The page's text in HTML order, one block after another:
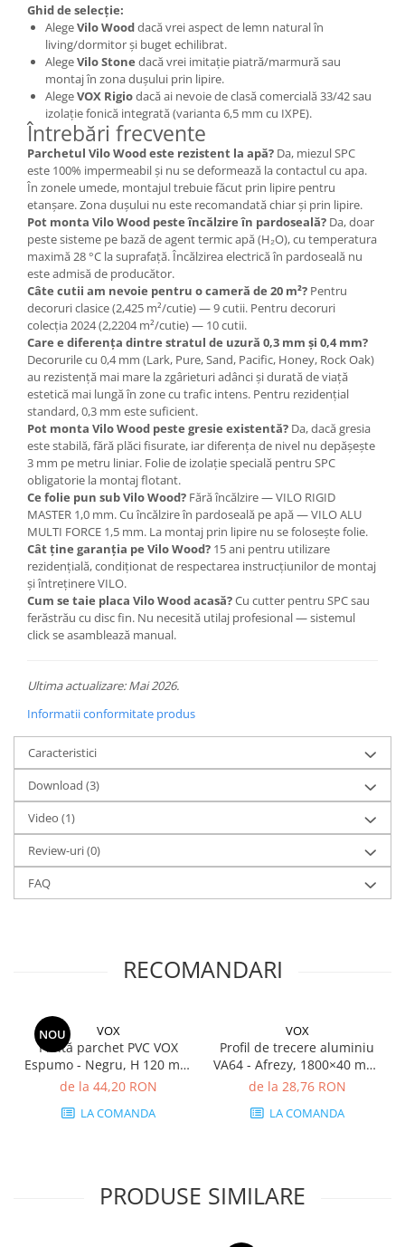
Ghid de selecție:
AlegeVilo Wooddacă vrei aspect de lemn natural în
living/dormitor și buget echilibrat.
AlegeVilo Stone dacă vrei imitație piatră/marmură sau
montaj în zona dușului prin lipire.
AlegeVOX Rigiodacă ai nevoie de clasă comercială 33/42 sau
izolație fonică integrată (varianta 6,5 mm cu IXPE).
Întrebări frecvente
Parchetul Vilo Wood este rezistent la apă? Da, miezul SPC
este 100% impermeabil și nu se deformează la contactul cu apa.
În zonele umede, montajul trebuie făcut prin lipire pentru
etanșare. Zona dușului nu este recomandată chiar și prin lipire.
Pot monta Vilo Wood peste încălzire în pardoseală? Da, doar
peste sisteme pe bază de agent termic apă (H₂O), cu temperatura
maximă 28 °C la suprafață. Încălzirea electrică în pardoseală nu
este admisă de producător.
Câte cutii am nevoie pentru o cameră de 20 m²? Pentru
decoruri clasice (2,425 m²/cutie) — 9 cutii. Pentru decoruri
colecția 2024 (2,2204 m²/cutie) — 10 cutii.
Care e diferența dintre stratul de uzură 0,3 mm și 0,4 mm?
Decorurile cu 0,4 mm (Lark, Pure, Sand, Pacific, Honey, Rock Oak)
au rezistență mai mare la zgârieturi adânci și durată de viață
estetică mai lungă în zone cu trafic intens. Pentru rezidențial
standard, 0,3 mm este suficient.
Pot monta Vilo Wood peste gresie existentă? Da, dacă gresia
este stabilă, fără plăci fisurate, iar diferența de nivel nu depășește
3 mm pe metru liniar. Folie de izolație specială pentru SPC
obligatorie la montaj flotant.
Ce folie pun sub Vilo Wood? Fără încălzire — VILO RIGID
MASTER 1,0 mm. Cu încălzire în pardoseală pe apă — VILO ALU
MULTI FORCE 1,5 mm. La montaj prin lipire nu se folosește folie.
Cât ține garanția pe Vilo Wood? 15 ani pentru utilizare
rezidențială, condiționat de respectarea instrucțiunilor de montaj
și întreținere VILO.
Cum se taie placa Vilo Wood acasă?Cu cutter pentru SPC sau
ferăstrău cu disc fin. Nu necesită utilaj profesional — sistemul
click se asamblează manual.
Ultima actualizare: Mai 2026.
Informatii conformitate produs
Caracteristici
Download (3)
Video (1)
Review-uri(0)
FAQ
RECOMANDARI
NOU VOX
Plintă parchet PVC VOX
Espumo - Negru, H 120 mm
× L 2400 mm, grosime 16
de la 44,20 RON
LA COMANDA
VOX
Profil de trecere aluminiu
VA64 - Afrezy, 1800×40 mm,
premium
de la 28,76 RON
LA COMANDA
PRODUSE SIMILARE